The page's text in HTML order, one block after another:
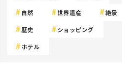
自然 世界遺産 絶景
歴史 ショッピング
ホテル